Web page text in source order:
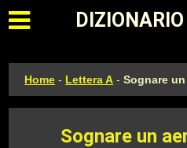
Apri il menu
DIZIONARIO
Home - Lettera A -Sognare
Sognare un